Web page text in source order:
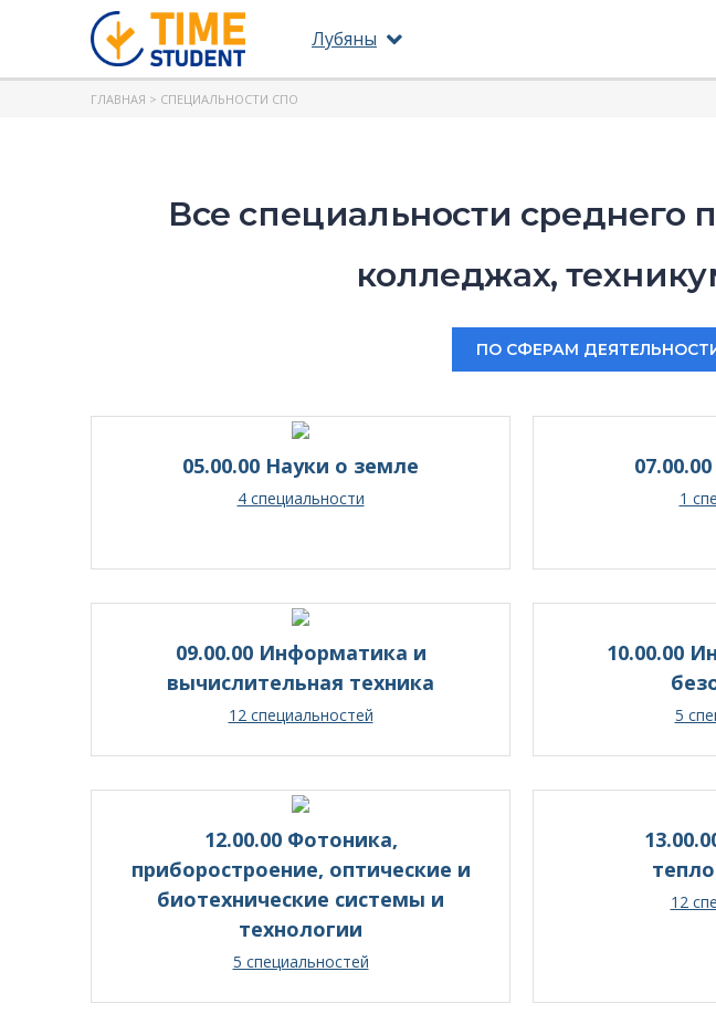
Лубяны
ГЛАВНАЯ > СПЕЦИАЛЬНОСТИ СПО
Все специальности среднего
колледжах,
ПО СФЕРАМ
05.00.00 Науки о земле
4 специальности 1
09.00.00 Информатика и
вычислительная техника
12 специальностей
10.00.00
5
12.00.00 Фотоника,
приборостроение, оптические и
биотехнические системы и
технологии
5 специальностей
12